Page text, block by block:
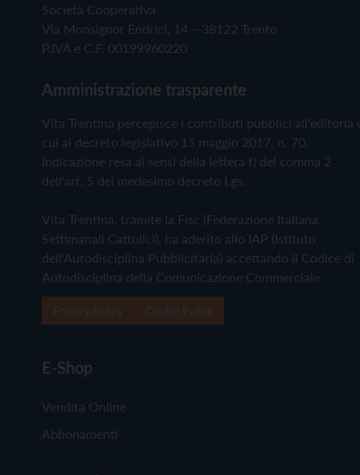
Società Cooperativa
Via Monsignor Endrici, 14 – 38122 Trento
P.IVA e C.F. 00199960220
Amministrazione trasparente
Vita Trentina percepisce i contributi pubblici all'editoria
cui al decreto legislativo 15 maggio 2017, n. 70.
Indicazione resa ai sensi della lettera f) del comma 2
dell'art. 5 del medesimo decreto Lgs.
Vita Trentina, tramite la Fisc (Federazione Italiana
Settimanali Cattolici), ha aderito allo IAP (Istituto
dell'Autodisciplina Pubblicitaria) accettando il Codice di
Autodisciplina della Comunicazione Commerciale
E-Shop
Vendita Online
Abbonamenti